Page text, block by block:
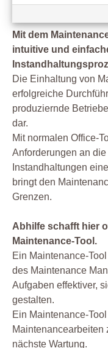
Mit dem
intuitive und
Die Einhaltung von
erfolgreiche
produziernde
dar.
Mit normalen Office-
Anforderungen an
Instandhaltungen
bringt den
Grenzen.
Abhilfe schafft hier
Maintenance-Tool.
Ein Maintenance-
des Maintenance
Aufgaben effektiver,
gestalten.
Ein Maintenance-
Maintenancearbeiten
nächste Wartung.